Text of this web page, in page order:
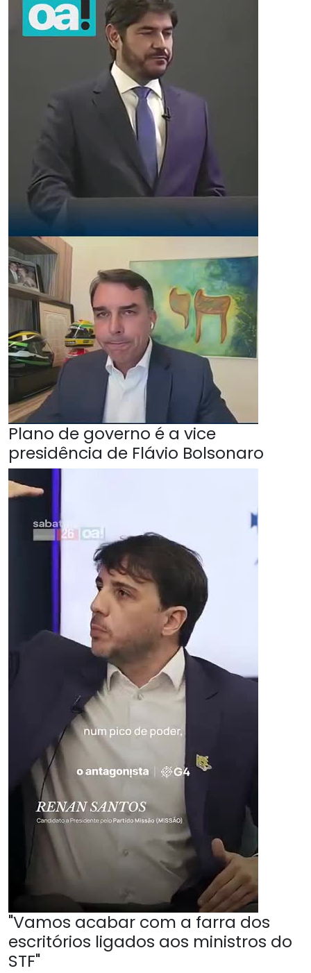
Plano de governo é a vice
presidência de Flávio Bolsonaro
"Vamos acabar com a farra dos
escritórios ligados aos ministros do
STF"